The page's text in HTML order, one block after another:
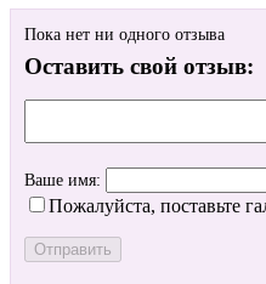
Пока нет ни одного отзыва
Оставить свой отзыв:
Ваше имя:
Пожалуйста, поставьте